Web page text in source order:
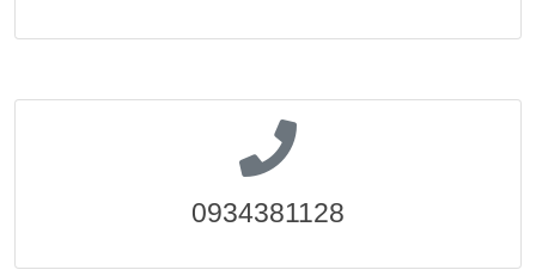
0934381128